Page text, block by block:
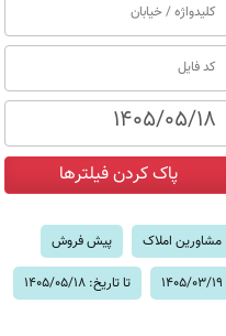
مشاورین املاک پیش فروش
تا تاریخ: 1405/05/18